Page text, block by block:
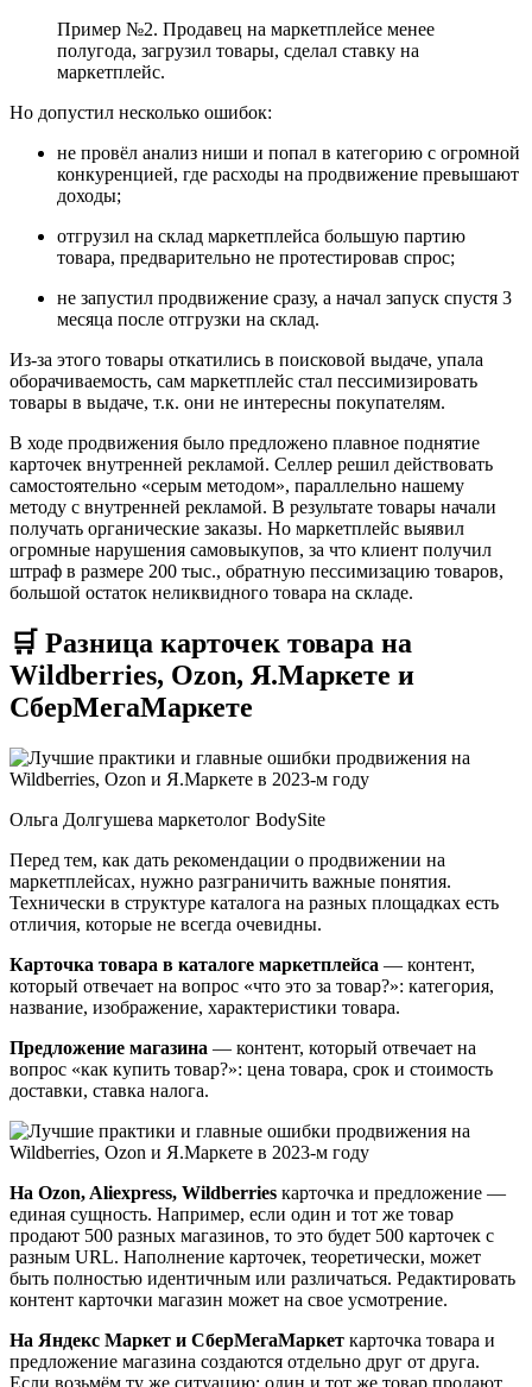
Пример №2. Продавец на маркетплейсе менее
полугода, загрузил товары, сделал ставку на
маркетплейс.
Но допустил несколько ошибок:
не провёл анализ ниши и попал в категорию с огромной
конкуренцией, где расходы на продвижение превышают
доходы;
отгрузил на склад маркетплейса большую партию
товара, предварительно не протестировав спрос;
не запустил продвижение сразу, а начал запуск спустя 3
месяца после отгрузки на склад.
Из-за этого товары откатились в поисковой выдаче, упала
оборачиваемость, сам маркетплейс стал пессимизировать
товары в выдаче, т.к. они не интересны покупателям.
В ходе продвижения было предложено плавное поднятие
карточек внутренней рекламой. Селлер решил действовать
самостоятельно «серым методом», параллельно нашему
методу с внутренней рекламой. В результате товары начали
получать органические заказы. Но маркетплейс выявил
огромные нарушения самовыкупов, за что клиент получил
штраф в размере 200 тыс., обратную пессимизацию товаров,
большой остаток неликвидного товара на складе.
🛒 Разница карточек товара на
Wildberries, Ozon, Я.Маркете и
СберМегаМаркете
Ольга Долгушева маркетолог BodySite
Перед тем, как дать рекомендации о продвижении на
маркетплейсах, нужно разграничить важные понятия.
Технически в структуре каталога на разных площадках есть
отличия, которые не всегда очевидны.
Карточка товара в каталоге маркетплейса — контент,
который отвечает на вопрос «что это за товар?»: категория,
название, изображение, характеристики товара.
Предложение магазина — контент, который отвечает на
вопрос «как купить товар?»: цена товара, срок и стоимость
доставки, ставка налога.
На Ozon, Aliexpress, Wildberries карточка и предложение —
единая сущность. Например, если один и тот же товар
продают 500 разных магазинов, то это будет 500 карточек с
разным URL. Наполнение карточек, теоретически, может
быть полностью идентичным или различаться. Редактировать
контент карточки магазин может на свое усмотрение.
На Яндекс Маркет и СберМегаМаркет карточка товара и
предложение магазина создаются отдельно друг от друга.
Если возьмём ту же ситуацию: один и тот же товар продают